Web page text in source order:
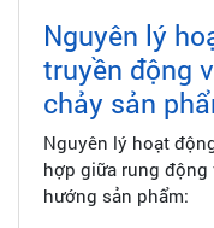
Nguyên lý
truyền động
chảy sản
Nguyên lý hoạt
hợp giữa rung
hướng sản phẩm: